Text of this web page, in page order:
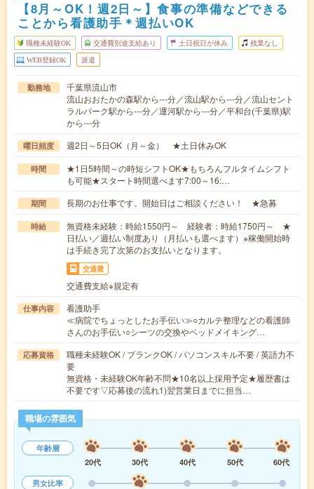
【8月～OK！週2日～】食事の準備などできる
ことから看護助手＊週払いOK
職種未経験OK 交通費別途支給あり 土日祝日が休み 残業なし
WEB登録OK 派遣
勤務地
千葉県流山市
流山おおたかの森駅から---分／流山駅から---分／流山セント
ラルパーク駅から---分／運河駅から---分／平和台(千葉県)駅
から---分
曜日頻度 週2日～5日OK（月～金） ★土日休みOK
時間
★1日5時間～の時短シフトOK★もちろんフルタイムシフト
も可能★スタート時間選べます7:00～16:…
期間 長期のお仕事です。開始日はご相談ください！ ★急募
時給
無資格未経験：時給1550円～ 経験者：時給1750円～ ★
日払い／週払い制度あり（月払いも選べます）※稼働開始時
は手続き完了次第のお支払いとなります。
交通費
交通費支給※規定有
仕事内容
看護助手
≪病院でちょっとしたお手伝い≫○カルテ整理などの看護師
さんのお手伝い○シーツの交換やベッドメイキング…
応募資格
職種未経験OK / ブランクOK / パソコンスキル不要 / 英語力不
要
無資格・未経験OK年齢不問★10名以上採用予定★履歴書は
不要です▽応募後の流れ1)翌営業日までに担当…
職場の雰囲気
年齢層
20代
30代 40代 50代
60代
男女比率